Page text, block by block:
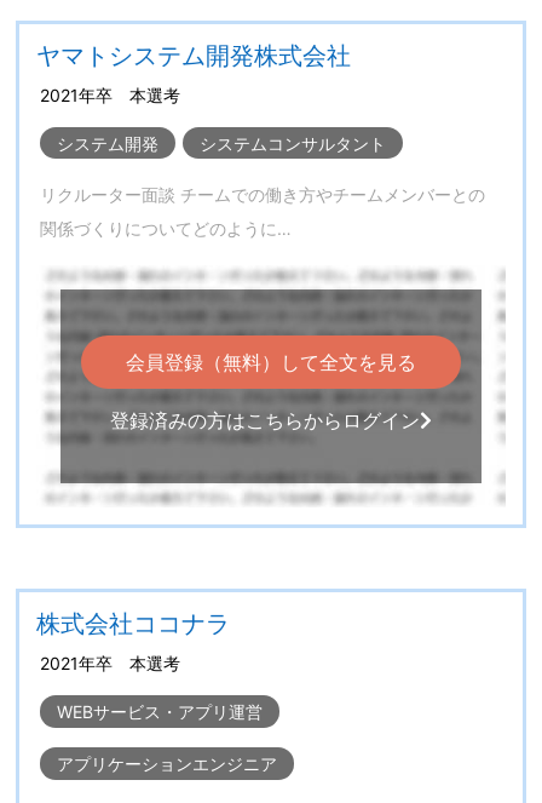
ヤマトシステム開発株式会社
2021年卒 本選考
システム開発 システムコンサルタント
リクルーター面談 チームでの働き方やチームメンバーとの
関係づくりについてどのように…
会員登録（無料）して全文を見る
登録済みの方はこちらからログイン
株式会社ココナラ
2021年卒 本選考
WEBサービス・アプリ運営
アプリケーションエンジニア